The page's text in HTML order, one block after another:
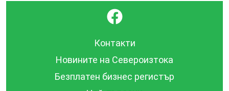
}
Контакти
Новините на Североизтока
Безплатен бизнес регистър